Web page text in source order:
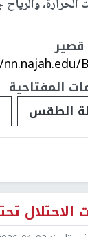
قصير
المفتاحية
الطقس
الاحتلال